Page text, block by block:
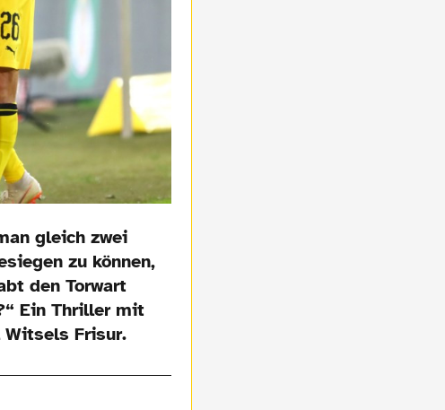
gleich zwei
zu können,
den Torwart
Ein Thriller mit
Witsels Frisur.